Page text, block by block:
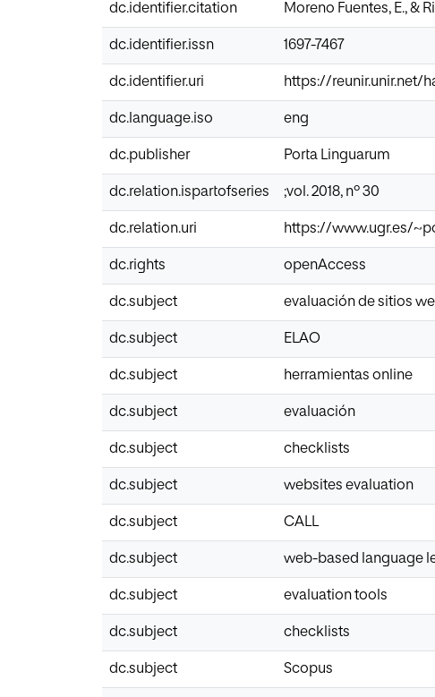
dc.identifier.citation Moreno Fuentes, E., &
dc.identifier.issn 1697-7467
dc.identifier.uri https://reunir.unir.net/
dc.language.iso eng
dc.publisher Porta Linguarum
dc.relation.ispartofseries ;vol. 2018, nº 30
dc.relation.uri https://www.ugr.es/
dc.rights openAccess
dc.subject evaluación de sitios
dc.subject ELAO
dc.subject herramientas online
dc.subject evaluación
dc.subject checklists
dc.subject websites evaluation
dc.subject CALL
dc.subject web-based language
dc.subject evaluation tools
dc.subject checklists
dc.subject Scopus